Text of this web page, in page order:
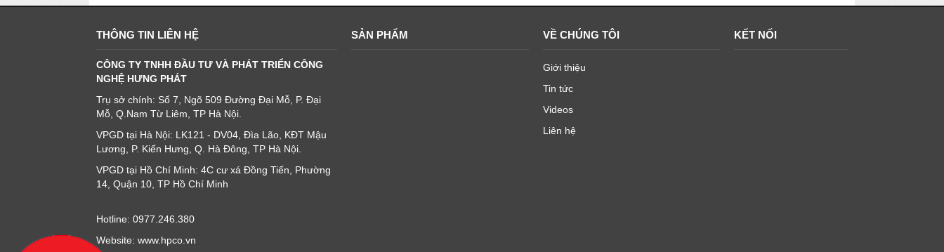
THÔNG TIN LIÊN HỆ
CÔNG TY TNHH ĐẦU TƯ VÀ PHÁT TRIỂN CÔNG
NGHỆ HƯNG PHÁT
Trụ sở chính: Số 7, Ngõ 509 Đường Đại Mỗ, P. Đại
Mỗ, Q.Nam Từ Liêm, TP Hà Nội.
VPGD tại Hà Nội: LK121 - DV04, Đìa Lão, KĐT Mậu
Lương, P. Kiến Hưng, Q. Hà Đông, TP Hà Nội.
VPGD tại Hồ Chí Minh: 4C cư xá Đồng Tiến, Phường
14, Quận 10, TP Hồ Chí Minh
Hotline: 0977.246.380
Website: www.hpco.vn
SẢN PHẨM VỀ CHÚNG TÔI
Giới thiệu
Tin tức
Videos
Liên hệ
KẾT NỐI